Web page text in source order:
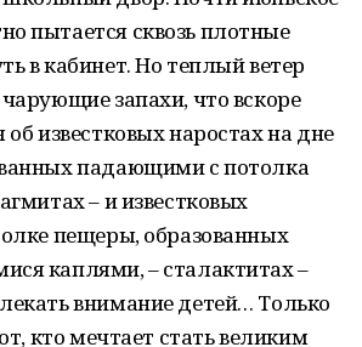
пытается сквозь плотные
в кабинет. Но теплый ветер
запахи, что вскоре
об известковых наростах на дне
падающими с потолка
– и известковых
пещеры, образованных
каплями, – сталактитах –
внимание детей… Только
кто мечтает стать великим